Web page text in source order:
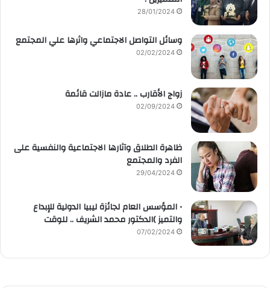
28/01/2024
وسائل التواصل الاجتماعي واثرها علي المجتمع
02/02/2024
زواج الأقارب .. عادة مازالت قائمة
02/09/2024
ظاهرة الطلاق وآثارها الاجتماعية والنفسية على
الفرد والمجتمع
29/04/2024
• المؤسس العام لجائزة ليبيا الدولية للإبداع
والتميز )الدكتور محمد الشريف .. للوقت
07/02/2024